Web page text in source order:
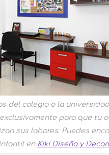
del colegio o la
para que tu
sus labores. Puedes
en Kiki Diseño y